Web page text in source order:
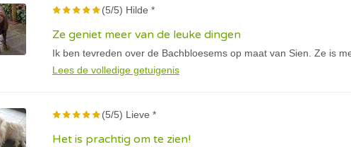
(5/5) Hilde *
Ze geniet meer van de leuke dingen
Ik ben tevreden over de Bachbloesems op maat van Sien. Ze is
Lees de volledige getuigenis
(5/5) Lieve *
Het is prachtig om te zien!